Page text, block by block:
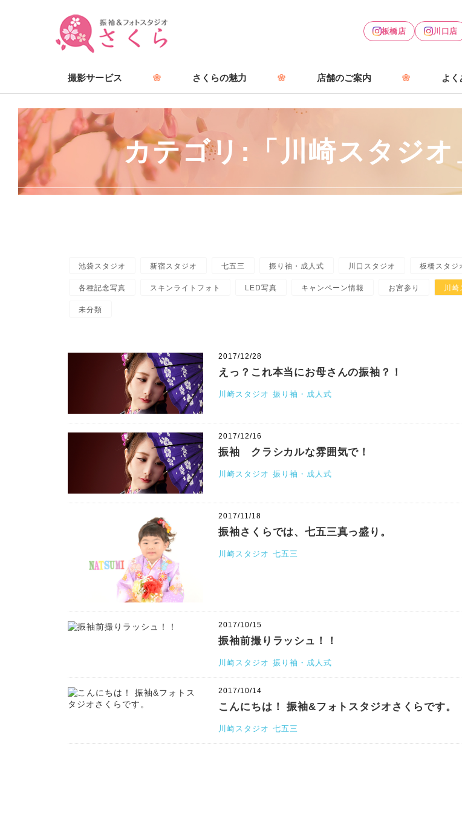
板橋店 川口店
撮影サービス さくらの魅力 店舗のご案内 よく
カテゴリ:「川崎スタジ
池袋スタジオ 新宿スタジオ 七五三 振り袖・成人式 川口スタジオ 板橋スタジ
各種記念写真 スキンライトフォト LED写真 キャンペーン情報 お宮参り 川崎
未分類
2017/12/28
えっ？これ本当にお母さんの振袖？！
川崎スタジオ 振り袖・成人式
2017/12/16
振袖 クラシカルな雰囲気で！
川崎スタジオ 振り袖・成人式
2017/11/18
振袖さくらでは、七五三真っ盛り。
川崎スタジオ 七五三
2017/10/15
振袖前撮りラッシュ！！
川崎スタジオ 振り袖・成人式
2017/10/14
こんにちは！ 振袖&フォトスタジオさくらです。
川崎スタジオ 七五三